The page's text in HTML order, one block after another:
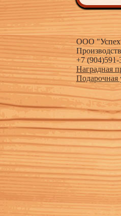
ООО
+7 (904)591-
Наградная
Подарочная